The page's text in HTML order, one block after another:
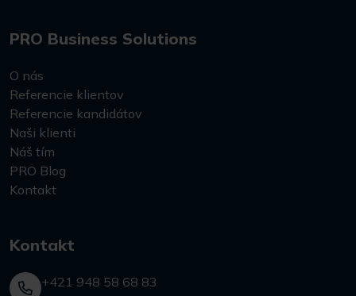
PRO Business Solutions
O nás
Referencie klientov
Referencie kandidátov
Naši klienti
Náš tím
PRO Blog
Kontakt
Kontakt
+421 948 58 68 83